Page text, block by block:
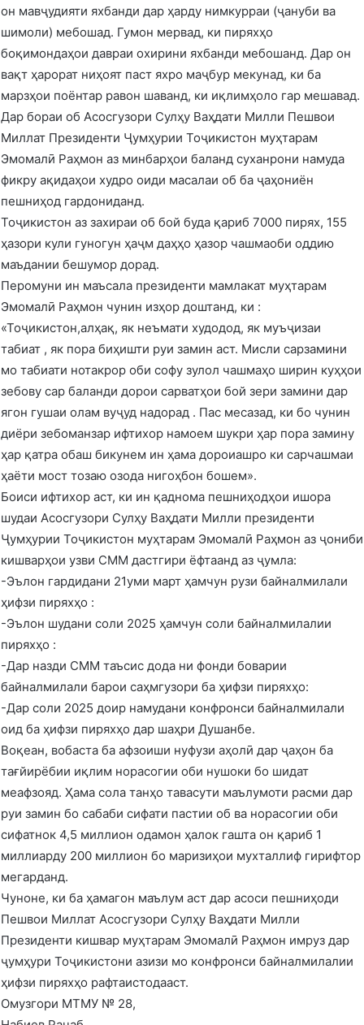
он мавҷудияти яхбанди дар ҳарду нимкурраи (ҷануби ва
шимоли) мебошад. Гумон мервад, ки пиряхҳо
боқимондаҳои давраи охирини яхбанди мебошанд. Дар он
вақт ҳарорат ниҳоят паст яхро маҷбур мекунад, ки ба
марзҳои поёнтар равон шаванд, ки иқлимҳоло гар мешавад.
Дар бораи об Асосгузори Сулҳу Ваҳдати Милли Пешвои
Миллат Президенти Ҷумҳурии Тоҷикистон муҳтарам
Эмомалӣ Раҳмон аз минбарҳои баланд суханрони намуда
фикру ақидаҳои худро оиди масалаи об ба ҷаҳониён
пешниҳод гардониданд.
Тоҷикистон аз захираи об бой буда қариб 7000 пирях, 155
ҳазори кули гуногун ҳаҷм даҳҳо ҳазор чашмаоби оддию
маъдании бешумор дорад.
Перомуни ин маъсала президенти мамлакат муҳтарам
Эмомалӣ Раҳмон чунин изҳор доштанд, ки :
«Тоҷикистон,алҳақ, як неъмати худодод, як муъҷизаи
табиат , як пора биҳишти руи замин аст. Мисли сарзамини
мо табиати нотакрор оби софу зулол чашмаҳо ширин куҳҳои
зебову сар баланди дорои сарватҳои бой зери замини дар
ягон гушаи олам вуҷуд надорад . Пас месазад, ки бо чунин
диёри зебоманзар ифтихор намоем шукри ҳар пора замину
ҳар қатра обаш бикунем ин ҳама дороиашро ки сарчашмаи
ҳаёти мост тозаю озода нигоҳбон бошем».
Боиси ифтихор аст, ки ин қаднома пешниҳодҳои ишора
шудаи Асосгузори Сулҳу Ваҳдати Милли президенти
Ҷумҳурии Тоҷикистон муҳтарам Эмомалӣ Раҳмон аз ҷониби
кишварҳои узви СММ дастгири ёфтаанд аз ҷумла:
-Эълон гардидани 21уми март ҳамчун рузи байналмилали
ҳифзи пиряхҳо :
-Эълон шудани соли 2025 ҳамчун соли байналмилалии
пиряхҳо :
-Дар назди СММ таъсис дода ни фонди боварии
байналмилали барои саҳмгузори ба ҳифзи пиряхҳо:
-Дар соли 2025 доир намудани конфронси байналмилали
оид ба ҳифзи пиряхҳо дар шаҳри Душанбе.
Воқеан, вобаста ба афзоиши нуфузи аҳолӣ дар ҷаҳон ба
тағйирёбии иқлим норасогии оби нушоки бо шидат
меафзояд. Ҳама сола танҳо тавасути маълумоти расми дар
руи замин бо сабаби сифати пастии об ва норасогии оби
сифатнок 4,5 миллион одамон ҳалок гашта он қариб 1
миллиарду 200 миллион бо маризиҳои мухталлиф гирифтор
мегарданд.
Чуноне, ки ба ҳамагон маълум аст дар асоси пешниҳоди
Пешвои Миллат Асосгузори Сулҳу Ваҳдати Милли
Президенти кишвар муҳтарам Эмомалӣ Раҳмон имруз дар
ҷумҳури Тоҷикистони азизи мо конфронси байналмилалии
ҳифзи пиряхҳо рафтаистодааст.
Омузгори МТМУ № 28,